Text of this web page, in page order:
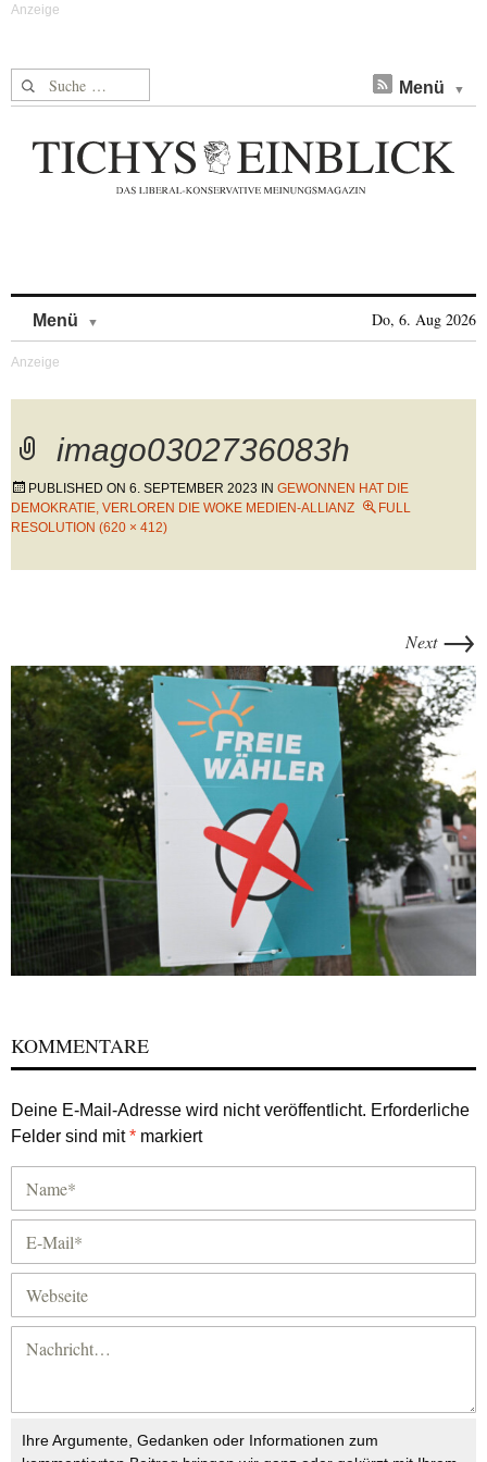
Suche nach: Menü
Menü Do, 6. Aug 2026
imago0302736083h
PUBLISHED ON 6. SEPTEMBER 2023 IN GEWONNEN HAT DIE
DEMOKRATIE, VERLOREN DIE WOKE MEDIEN-ALLIANZ
FULL
RESOLUTION (620 × 412)
Next →
KOMMENTARE
Deine E-Mail-Adresse wird nicht veröffentlicht. Erforderliche
Felder sind mit* markiert
Ihre Argumente, Gedanken oder Informationen zum